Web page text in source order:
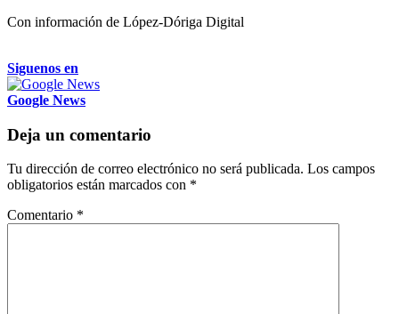
Con información de López-Dóriga Digital
Siguenos en
Google News
Deja un comentario
Tu dirección de correo electrónico no será publicada. Los campos
obligatorios están marcados con *
Comentario *